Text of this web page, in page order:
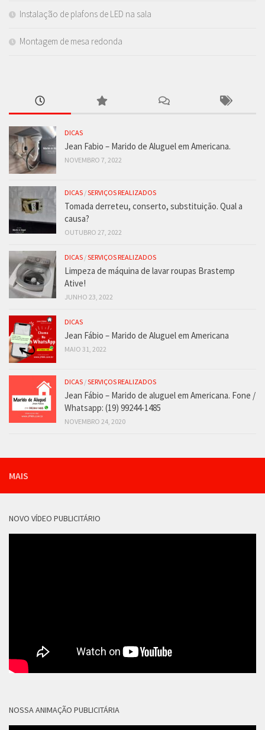
Instalação de plafons de LED na sala
Montagem de mesa redonda
DICAS
Jean Fabio – Marido de Aluguel em Americana.
NOVEMBRO 7, 2022
DICAS /SERVIÇOS REALIZADOS
Tomada derreteu, conserto, substituição. Qual a
causa?
OUTUBRO 27, 2022
DICAS /SERVIÇOS REALIZADOS
Limpeza de máquina de lavar roupas Brastemp
Ative!
JUNHO 23, 2022
DICAS
Jean Fábio – Marido de Aluguel em Americana
MAIO 31, 2022
DICAS /SERVIÇOS REALIZADOS
Jean Fábio – Marido de aluguel em Americana. Fone /
Whatsapp: (19) 99244-1485
NOVEMBRO 24, 2020
MAIS
NOVO VÍDEO PUBLICITÁRIO
NOSSA ANIMAÇÃO PUBLICITÁRIA